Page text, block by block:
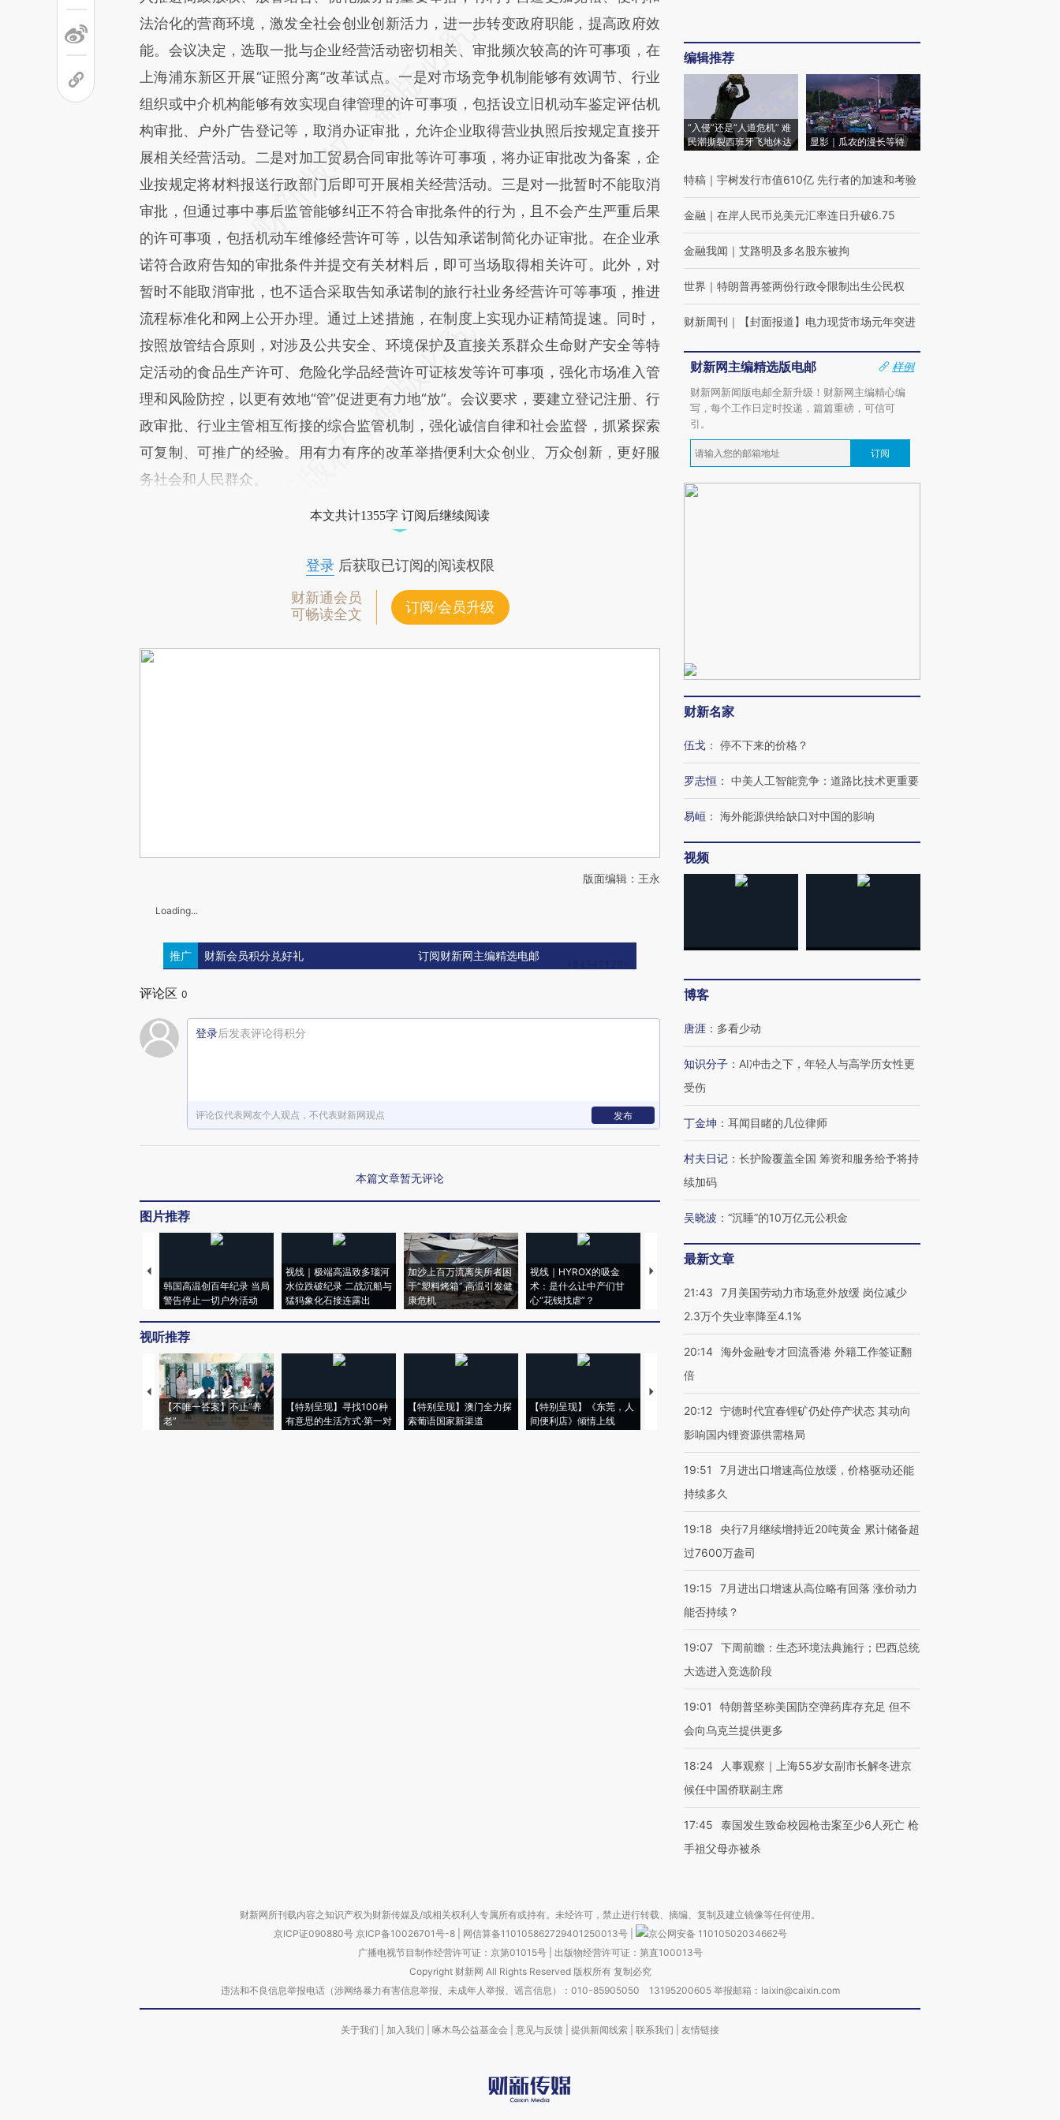
法治化的营商环境，激发全社会创业创新活力，进一步转变政府职能，提高政府效
能。会议决定，选取一批与企业经营活动密切相关、审批频次较高的许可事项，在
上海浦东新区开展“证照分离”改革试点。一是对市场竞争机制能够有效调节、行业
组织或中介机构能够有效实现自律管理的许可事项，包括设立旧机动车鉴定评估机
构审批、户外广告登记等，取消办证审批，允许企业取得营业执照后按规定直接开
展相关经营活动。二是对加工贸易合同审批等许可事项，将办证审批改为备案，企
业按规定将材料报送行政部门后即可开展相关经营活动。三是对一批暂时不能取消
审批，但通过事中事后监管能够纠正不符合审批条件的行为，且不会产生严重后果
的许可事项，包括机动车维修经营许可等，以告知承诺制简化办证审批。在企业承
诺符合政府告知的审批条件并提交有关材料后，即可当场取得相关许可。此外，对
暂时不能取消审批，也不适合采取告知承诺制的旅行社业务经营许可等事项，推进
流程标准化和网上公开办理。通过上述措施，在制度上实现办证精简提速。同时，
按照放管结合原则，对涉及公共安全、环境保护及直接关系群众生命财产安全等特
定活动的食品生产许可、危险化学品经营许可证核发等许可事项，强化市场准入管
理和风险防控，以更有效地“管”促进更有力地“放”。会议要求，要建立登记注册、行
政审批、行业主管相互衔接的综合监管机制，强化诚信自律和社会监督，抓紧探索
可复制、可推广的经验。用有力有序的改革举措便利大众创业、万众创新，更好服
务社会和人民群众。
本文共计1355字 订阅后继续阅读
登录后获取已订阅的阅读权限
财新通会员
可畅读全文
订阅/会员升级
版面编辑：王永
Loading...
推广 财新会员积分兑好礼 订阅财新网主编精选电邮
评论区 0
登录后发表评论得积分
评论仅代表网友个人观点，不代表财新网观点 发布
本篇文章暂无评论
图片推荐
韩国高温创百年纪录 当局
警告停止一切户外活动
视线｜极端高温致多瑙河
水位跌破纪录 二战沉船与
猛犸象化石接连露出
加沙上百万流离失所者困
于“塑料烤箱” 高温引发健
康危机
视线｜HYROX的吸金
术：是什么让中产们甘
心“花钱找虐”？
马航飞行员跨国走私7万
粒摇头丸 尿检体内含3种
度Z世代 用街头抗争将教
育部长拱下台
机”？难民潮撕裂西班牙
飞地休达
视听推荐
【不唯一答案】不止“养
老”
【特别呈现】寻找100种
有意思的生活方式·第一对
【特别呈现】澳门全力探
索葡语国家新渠道
【特别呈现】《东莞，人
间便利店》倾情上线
【推广】走进第四届链博
会，让数智科技“链”接产
【特别呈现】寻找100种
【商旅对话】华住集团
CFO：不靠规模取胜，华
编辑推荐
“入侵”还是“人道危机” 难
民潮撕裂西班牙飞地休达
显影｜瓜农的漫长等待
特稿 ｜ 宇树发行市值610亿 先行者的加速和考验
金融 ｜ 在岸人民币兑美元汇率连日升破6.75
金融我闻 ｜ 艾路明及多名股东被拘
世界 ｜ 特朗普再签两份行政令限制出生公民权
财新周刊 ｜ 【封面报道】电力现货市场元年突进
财新网主编精选版电邮
样例
财新网新闻版电邮全新升级！财新网主编精心编
写，每个工作日定时投递，篇篇重磅，可信可
引。
订阅
财新名家
伍戈 ： 停不下来的价格？
罗志恒 ： 中美人工智能竞争：道路比技术更重要
易峘 ： 海外能源供给缺口对中国的影响
视频
博客
唐涯 ： 多看少动
知识分子 ： AI冲击之下，年轻人与高学历女性更
受伤
丁金坤 ： 耳闻目睹的几位律师
村夫日记 ： 长护险覆盖全国 筹资和服务给予将持
续加码
吴晓波 ： “沉睡”的10万亿元公积金
最新文章
21:43
7月美国劳动力市场意外放缓 岗位减少
2.3万个失业率降至4.1%
20:14 海外金融专才回流香港 外籍工作签证翻
倍
20:12 宁德时代宜春锂矿仍处停产状态 其动向
影响国内锂资源供需格局
19:51
7月进出口增速高位放缓，价格驱动还能
持续多久
19:18
央行7月继续增持近20吨黄金 累计储备超
过7600万盎司
19:15
7月进出口增速从高位略有回落 涨价动力
能否持续？
19:07 下周前瞻：生态环境法典施行；巴西总统
大选进入竞选阶段
19:01
特朗普坚称美国防空弹药库存充足 但不
会向乌克兰提供更多
18:24
人事观察｜上海55岁女副市长解冬进京
候任中国侨联副主席
17:45
泰国发生致命校园枪击案至少6人死亡 枪
手祖父母亦被杀
财新网所刊载内容之知识产权为财新传媒及/或相关权利人专属所有或持有。未经许可，禁止进行转载、摘编、复制及建立镜像等任何使用。
京ICP证090880号 京ICP备10026701号-8 网信算备110105862729401250013号
京公网安备 11010502034662号
广播电视节目制作经营许可证：京第01015号| 出版物经营许可证：第直100013号
Copyright 财新网 All Rights Reserved 版权所有 复制必究
违法和不良信息举报电话（涉网络暴力有害信息举报、未成年人举报、谣言信息）：010-85905050 13195200605 举报邮箱：laixin@caixin.com
关于我们 加入我们 啄木鸟公益基金会 意见与反馈 提供新闻线索 联系我们 友情链接